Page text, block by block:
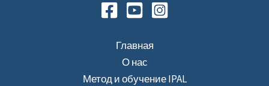
Главная
О нас
Метод и обучение IPAL